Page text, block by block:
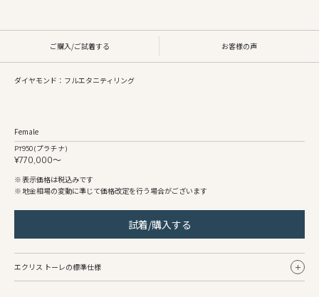
ご購入/ご試着する お客様の声
ダイヤモンド：フルエタニティリング
Female
Pt950 (プラチナ)
¥770,000〜
表示価格は税込みです
地金相場の変動に準じて価格改定を行う場合がございます
試着/購入する
エクリス トーレの標準仕様